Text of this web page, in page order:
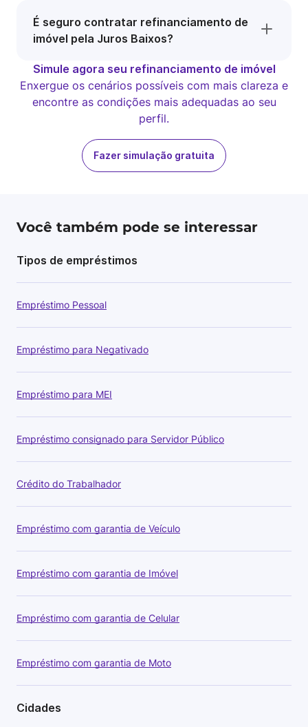
É seguro contratar refinanciamento de
imóvel pela Juros Baixos?
Simule agora seu refinanciamento de imóvel
Enxergue os cenários possíveis com mais clareza e
encontre as condições mais adequadas ao seu
perfil.
Fazer simulação gratuita
Você também pode se interessar
Tipos de empréstimos
Empréstimo Pessoal
Empréstimo para Negativado
Empréstimo para MEI
Empréstimo consignado para Servidor Público
Crédito do Trabalhador
Empréstimo com garantia de Veículo
Empréstimo com garantia de Imóvel
Empréstimo com garantia de Celular
Empréstimo com garantia de Moto
Cidades